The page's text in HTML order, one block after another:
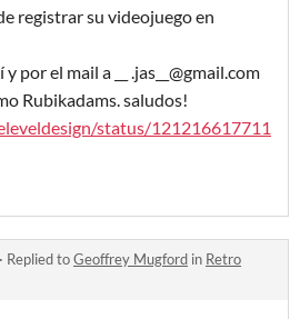
registrar su videojuego en
por el mail a __ .jas__@gmail.com
Rubikadams. saludos!
status/121216617711
· Replied toGeoffrey Mugford in Retro